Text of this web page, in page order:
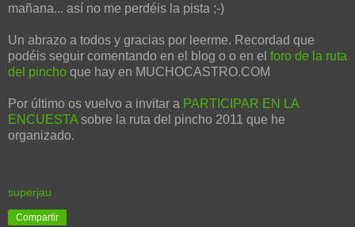
mañana... así no me perdéis la pista ;-)
Un abrazo a todos y gracias por leerme. Recordad que
podéis seguir comentando en el blog o o en el foro de la ruta
del pincho que hay en MUCHOCASTRO.COM
Por último os vuelvo a invitar a PARTICIPAR EN LA
ENCUESTA sobre la ruta del pincho 2011 que he
organizado.
superjau
Compartir